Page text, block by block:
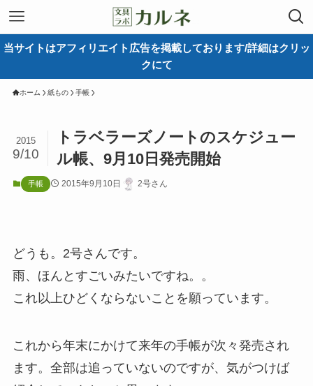
当サイトはアフィリエイト広告を掲載しております/詳細はクリッ
クにて
ホーム 紙もの 手帳
トラベラーズノートのスケジュー
ル帳、9月10日発売開始
2015
9/10
手帳 2015年9月10日 2号さん
どうも。2号さんです。
雨、ほんとすごいみたいですね。。
これ以上ひどくならないことを願っています。
これから年末にかけて来年の手帳が次々発売され
ます。全部は追っていないのですが、気がつけば